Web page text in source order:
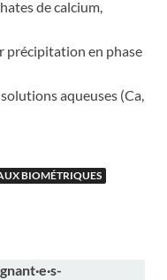
de calcium,
précipitation en phase
aqueuses (Ca,
BIOMÉTRIQUES